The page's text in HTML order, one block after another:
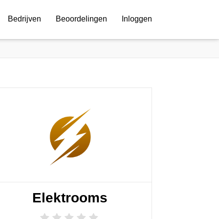
Bedrijven Beoordelingen Inloggen
Elektrooms